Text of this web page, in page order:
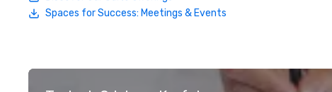
Spaces for Success: Meetings & Events